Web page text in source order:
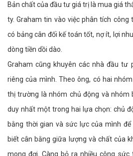
Bản chất của đầu tư giá trị là mua giá
ty. Graham tin vào việc phân tích
có bảng cân đối kế toán tốt, nợ ít, lợi
dòng tiền dồi dào.
Graham cũng khuyên các nhà đầu
riêng của mình. Theo ông, có hai
thị trường là nhóm chủ động và nhóm
duy nhất một trong hai lựa chọn: chủ
bằng thời gian và sức lực của mình
biết cân bằng giữa lượng và chất của
mong đợi. Càng bỏ ra nhiều công